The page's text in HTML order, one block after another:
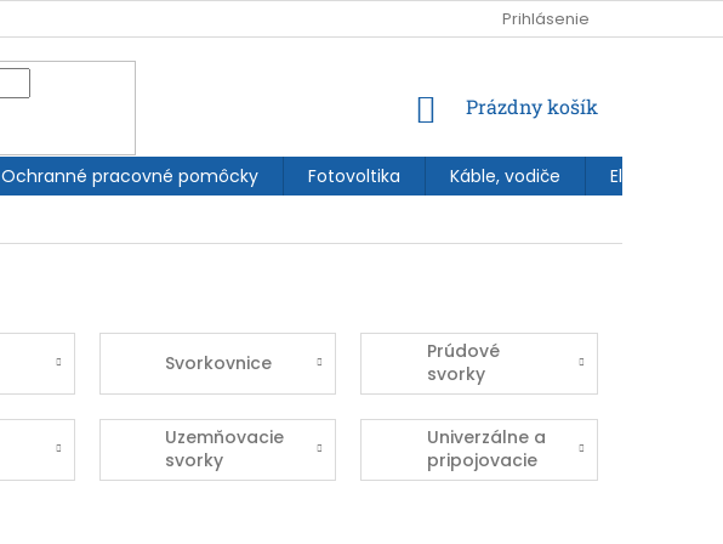
Prihlásenie
NÁKUPNÝ
Prázdny košík
Ochranné pracovné pomôcky Fotovoltika Káble, vodiče
Svorkovnice
Prúdové
svorky
Uzemňovacie
svorky
Univerzálne a
pripojovacie
svorky